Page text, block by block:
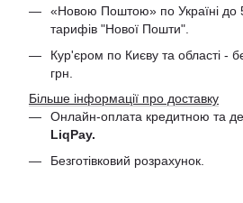
«Новою Поштою» по Україні до
тарифів "Нової Пошти".
Кур'єром по Києву та області -
грн.
Більше інформації про доставку
Онлайн-оплата кредитною та
LiqPay.
Безготівковий розрахунок.